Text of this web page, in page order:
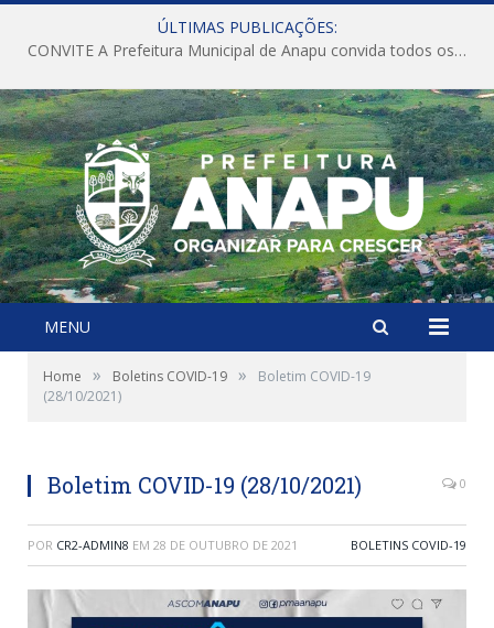
ÚLTIMAS PUBLICAÇÕES:
CONVITE A Prefeitura Municipal de Anapu convida todos os servidores públicos municipais para participarem da Audiência Pública de discussão da Lei de Diretrizes Orçamentárias (LDO), importante instrumento de planejamento das ações e investimentos da Administração Pública para o próximo exercício financeiro.
MENU
Home » Boletins COVID-19 »
Boletim COVID-19
(28/10/2021)
Boletim COVID-19 (28/10/2021) 0
POR CR2-ADMIN8 EM 28 DE OUTUBRO DE 2021 BOLETINS COVID-19